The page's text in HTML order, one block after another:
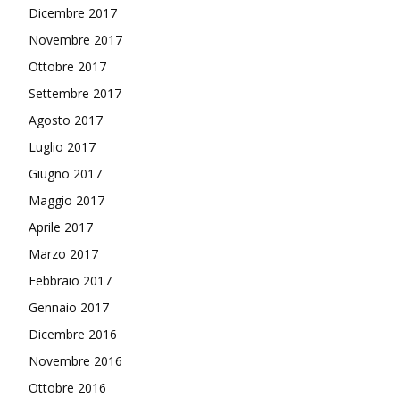
Dicembre 2017
Novembre 2017
Ottobre 2017
Settembre 2017
Agosto 2017
Luglio 2017
Giugno 2017
Maggio 2017
Aprile 2017
Marzo 2017
Febbraio 2017
Gennaio 2017
Dicembre 2016
Novembre 2016
Ottobre 2016